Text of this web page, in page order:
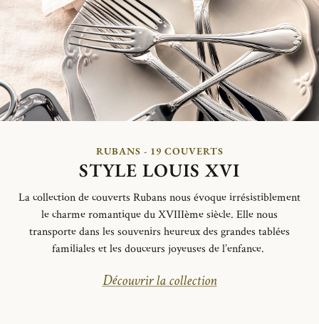
RUBANS - 19 COUVERTS
STYLE LOUIS XVI
La collection de couverts Rubans nous évoque irrésistiblement
le charme romantique du XVIIIème siècle. Elle nous
transporte dans les souvenirs heureux des grandes tablées
familiales et les douceurs joyeuses de l’enfance.
Découvrir la collection